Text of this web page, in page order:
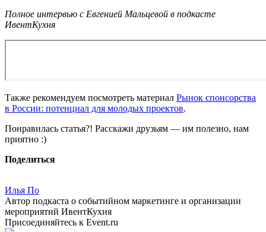
Полное интервью с Евгенией Мальцевой в подкасте
ИвентКухня
Также рекомендуем посмотреть материал Рынок спонсорства
в России: потенциал для молодых проектов.
Понравилась статья?! Расскажи друзьям — им полезно, нам
приятно :)
Поделиться
Илья По
Автор подкаста о событийном маркетинге и организации
мероприятий ИвентКухня
Присоединяйтесь к Event.ru